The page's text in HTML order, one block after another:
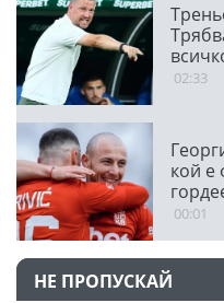
02:33
кой е
00:01
НЕ ПРОПУСКАЙ